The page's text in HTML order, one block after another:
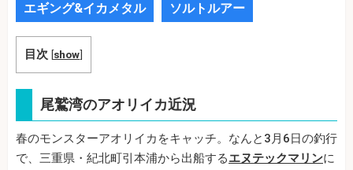
エギング&イカメタル ソルトルアー
目次 [show]
尾鷲湾のアオリイカ近況
春のモンスターアオリイカをキャッチ。なんと3月6日の釣行
で、三重県・紀北町引本浦から出船するエヌテックマリンに